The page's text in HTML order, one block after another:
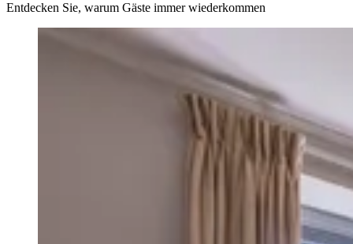
Entdecken Sie, warum Gäste immer wiederkommen